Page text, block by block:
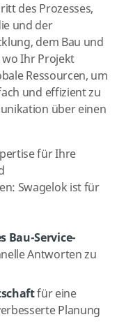
des Prozesses,
und der
dem Bau und
Ihr Projekt
Ressourcen, um
und effizient zu
über einen
für Ihre
Swagelok ist für
Bau-Service-
Antworten zu
für eine
Planung